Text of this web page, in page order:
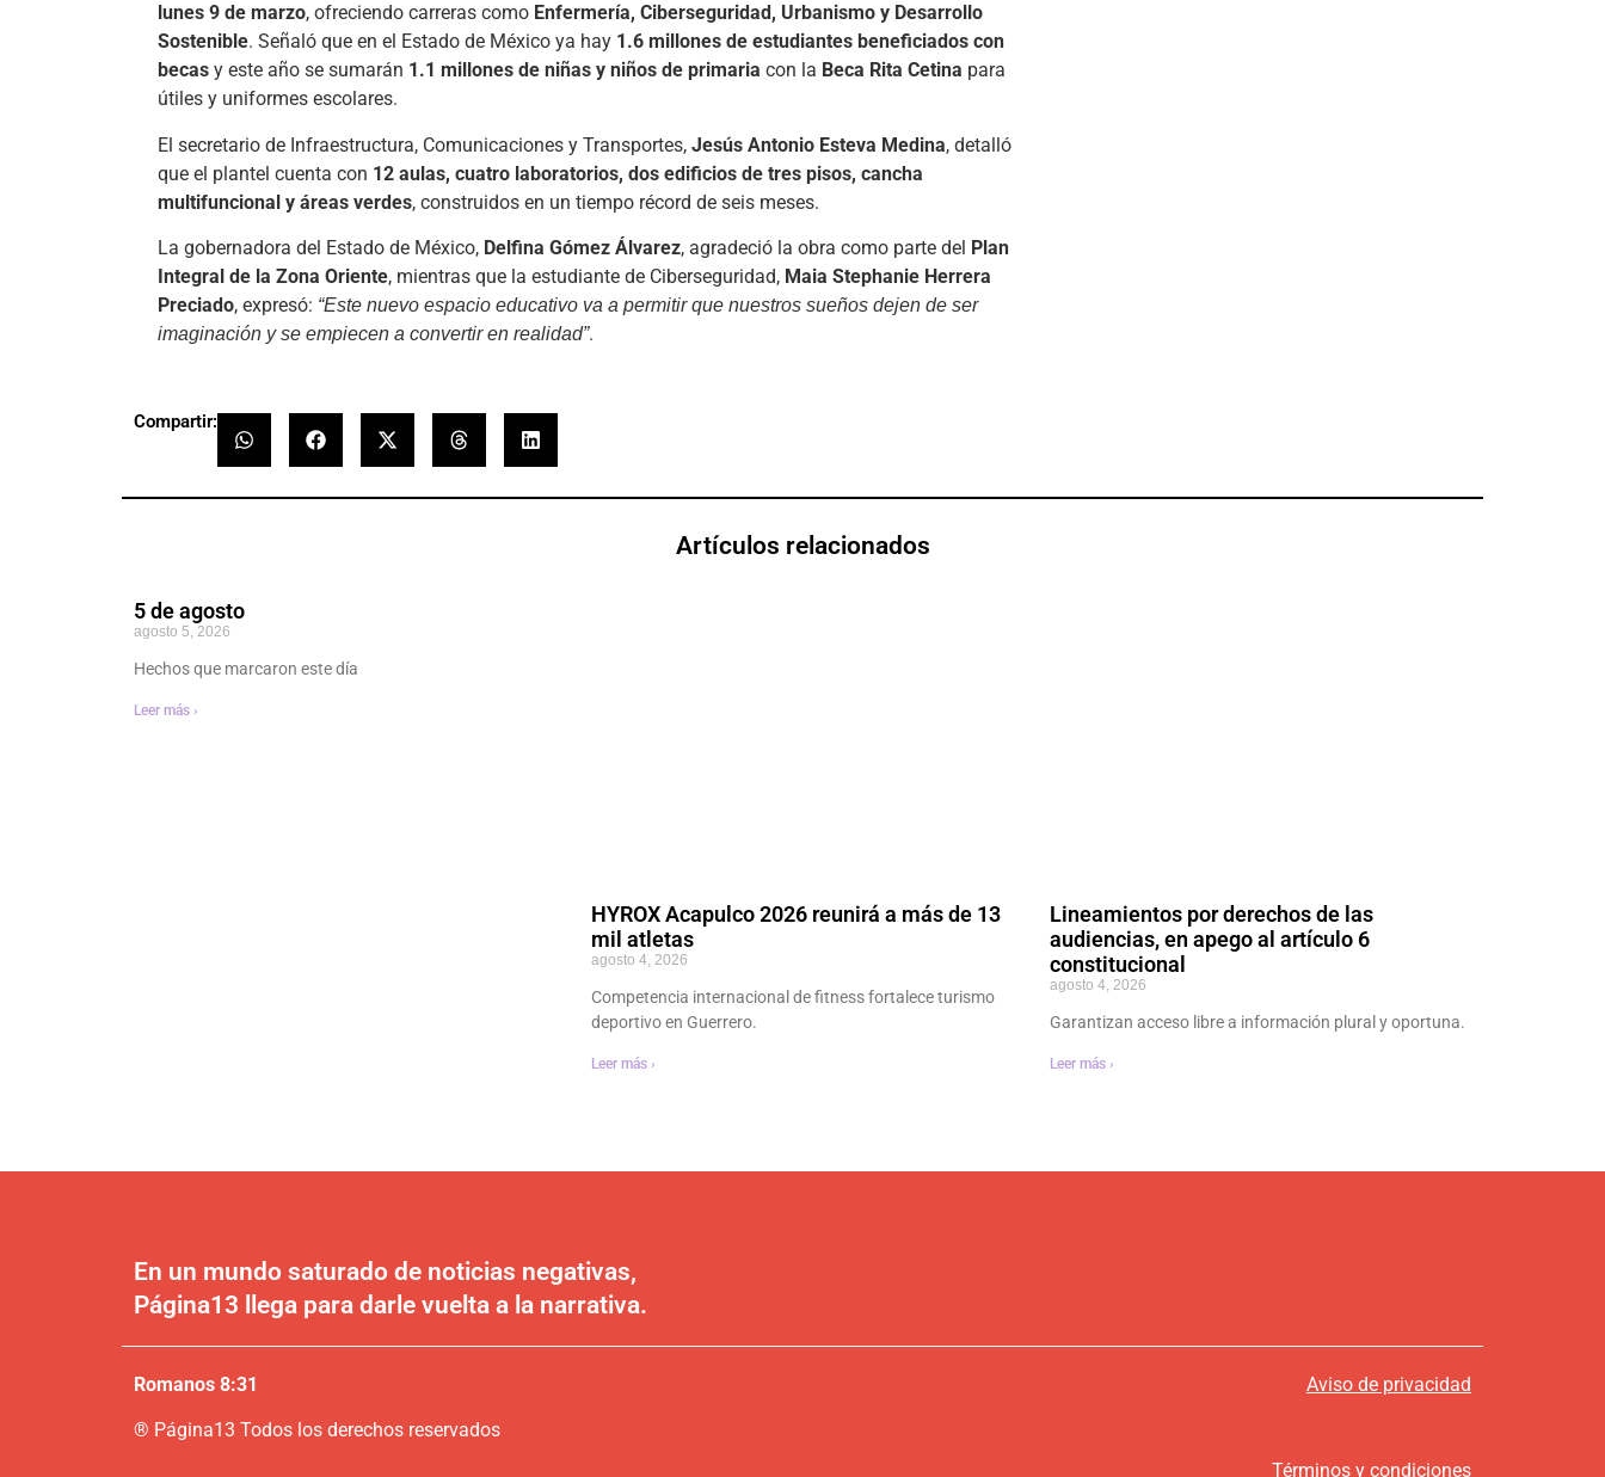
lunes 9 de marzo, ofreciendo carreras como Enfermería, Ciberseguridad, Urbanismo y Desarrollo
Sostenible. Señaló que en el Estado de México ya hay 1.6 millones de estudiantes beneficiados con
becas y este año se sumarán 1.1 millones de niñas y niños de primaria con la Beca Rita Cetina para
útiles y uniformes escolares.
El secretario de Infraestructura, Comunicaciones y Transportes, Jesús Antonio Esteva Medina, detalló
que el plantel cuenta con 12 aulas, cuatro laboratorios, dos edificios de tres pisos, cancha
multifuncional y áreas verdes, construidos en un tiempo récord de seis meses.
La gobernadora del Estado de México, Delfina Gómez Álvarez, agradeció la obra como parte del Plan
Integral de la Zona Oriente, mientras que la estudiante de Ciberseguridad, Maia Stephanie Herrera
Preciado, expresó: “Este nuevo espacio educativo va a permitir que nuestros sueños dejen de ser
imaginación y se empiecen a convertir en realidad”.
Compartir:
Artículos relacionados
5 de agosto
agosto 5, 2026
Hechos que marcaron este día
Leer más ›
HYROX Acapulco 2026 reunirá a más de 13
mil atletas
agosto 4, 2026
Competencia internacional de fitness fortalece turismo
deportivo en Guerrero.
Leer más ›
Lineamientos por derechos de las
audiencias, en apego al artículo 6
constitucional
agosto 4, 2026
Garantizan acceso libre a información plural y oportuna.
Leer más ›
En un mundo saturado de noticias negativas,
Página13 llega para darle vuelta a la narrativa.
Romanos 8:31
® Página13 Todos los derechos reservados
Aviso de privacidad
Términos y condiciones